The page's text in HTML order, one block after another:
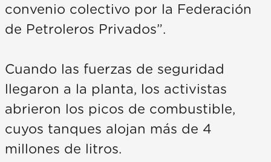
convenio colectivo por la Federación
de Petroleros Privados”.
Cuando las fuerzas de seguridad
llegaron a la planta, los activistas
abrieron los picos de combustible,
cuyos tanques alojan más de 4
millones de litros.